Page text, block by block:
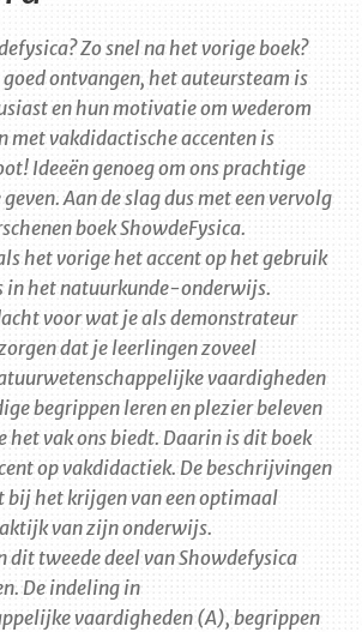
fysica? Zo snel na het vorige boek?
goed ontvangen, het auteursteam is
en hun motivatie om wederom
met vakdidactische accenten is
Ideeën genoeg om ons prachtige
Aan de slag dus met een vervolg
boekShowdeFysica.
het vorige het accent op het gebruik
in het natuurkunde-onderwijs.
voor wat je als demonstrateur
dat je leerlingen zoveel
vaardigheden
begrippen leren en plezier beleven
het vak ons biedt. Daarin is dit boek
op vakdidactiek. De beschrijvingen
bij het krijgen van een optimaal
van zijn onderwijs.
dit tweede deel van Showdefysica
De indeling in
vaardigheden (A), begrippen